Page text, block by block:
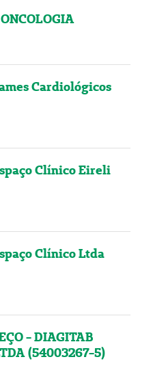
Cardiológicos
Clínico Eireli
Clínico Ltda
- DIAGITAB
(54003267-5)